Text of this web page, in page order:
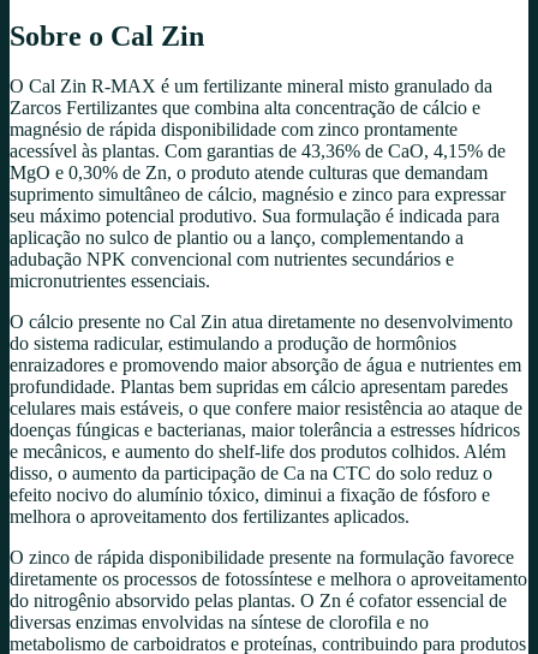
Sobre o Cal Zin
O Cal Zin R-MAX é um fertilizante mineral misto granulado da
Zarcos Fertilizantes que combina alta concentração de cálcio e
magnésio de rápida disponibilidade com zinco prontamente
acessível às plantas. Com garantias de 43,36% de CaO, 4,15% de
MgO e 0,30% de Zn, o produto atende culturas que demandam
suprimento simultâneo de cálcio, magnésio e zinco para expressar
seu máximo potencial produtivo. Sua formulação é indicada para
aplicação no sulco de plantio ou a lanço, complementando a
adubação NPK convencional com nutrientes secundários e
micronutrientes essenciais.
O cálcio presente no Cal Zin atua diretamente no desenvolvimento
do sistema radicular, estimulando a produção de hormônios
enraizadores e promovendo maior absorção de água e nutrientes em
profundidade. Plantas bem supridas em cálcio apresentam paredes
celulares mais estáveis, o que confere maior resistência ao ataque de
doenças fúngicas e bacterianas, maior tolerância a estresses hídricos
e mecânicos, e aumento do shelf-life dos produtos colhidos. Além
disso, o aumento da participação de Ca na CTC do solo reduz o
efeito nocivo do alumínio tóxico, diminui a fixação de fósforo e
melhora o aproveitamento dos fertilizantes aplicados.
O zinco de rápida disponibilidade presente na formulação favorece
diretamente os processos de fotossíntese e melhora o aproveitamento
do nitrogênio absorvido pelas plantas. O Zn é cofator essencial de
diversas enzimas envolvidas na síntese de clorofila e no
metabolismo de carboidratos e proteínas, contribuindo para produtos